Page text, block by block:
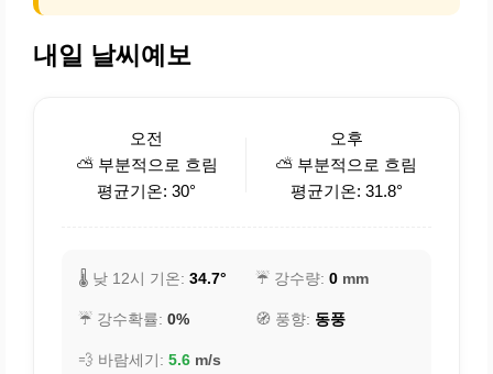
내일 날씨예보
오전
⛅ 부분적으로 흐림
평균기온: 30°
오후
⛅ 부분적으로 흐림
평균기온: 31.8°
🌡️ 낮 12시 기온: 34.7° ☔ 강수량: 0 mm
☔ 강수확률: 0% 🧭 풍향: 동풍
💨 바람세기: 5.6 m/s